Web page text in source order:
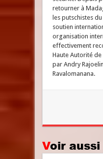
retourner à
les putschistes
soutien
organisation
effectivement
Haute Autorité
par Andry
Ravalomanana.
Voir aussi